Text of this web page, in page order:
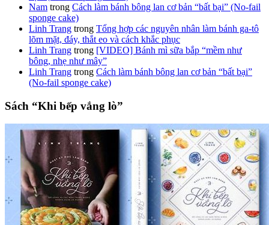
Nam trong Cách làm bánh bông lan cơ bản “bất bại” (No-fail
sponge cake)
Linh Trang trong Tổng hợp các nguyên nhân làm bánh ga-tô
lõm mặt, đáy, thắt eo và cách khắc phục
Linh Trang trong [VIDEO] Bánh mì sữa bắp “mềm như
bông, nhẹ như mây”
Linh Trang trong Cách làm bánh bông lan cơ bản “bất bại”
(No-fail sponge cake)
Sách “Khi bếp vắng lò”